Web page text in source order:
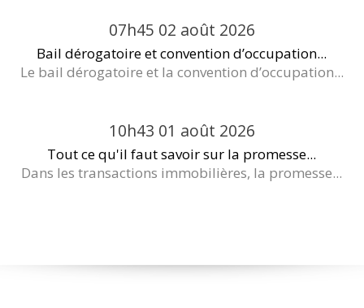
07h45 02 août 2026
Bail dérogatoire et convention d’occupation...
Le bail dérogatoire et la convention d’occupation...
10h43 01 août 2026
Tout ce qu'il faut savoir sur la promesse...
Dans les transactions immobilières, la promesse...